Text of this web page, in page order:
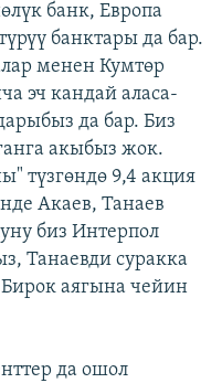
банк, Европа
банктары да бар.
менен Кумтөр
эч кандай аласа-
да бар. Биз
акыбыз жок.
түзгөндө 9,4 акция
Акаев, Танаев
биз Интерпол
Танаевди суракка
аягына чейин
да ошол